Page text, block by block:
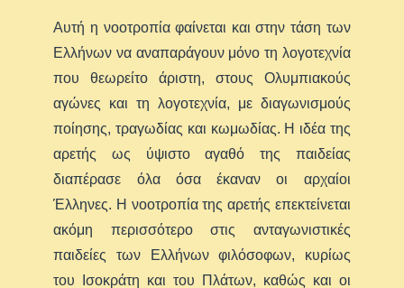
Αυτή η νοοτροπία φαίνεται και στην τάση των
Ελλήνων να αναπαράγουν μόνο τη λογοτεχνία
που θεωρείτο άριστη, στους Ολυμπιακούς
αγώνες και τη λογοτεχνία, με διαγωνισμούς
ποίησης, τραγωδίας και κωμωδίας. Η ιδέα της
αρετής ως ύψιστο αγαθό της παιδείας
διαπέρασε όλα όσα έκαναν οι αρχαίοι
Έλληνες. Η νοοτροπία της αρετής επεκτείνεται
ακόμη περισσότερο στις ανταγωνιστικές
παιδείες των Ελλήνων φιλόσοφων, κυρίως
του Ισοκράτη και του Πλάτων, καθώς και οι